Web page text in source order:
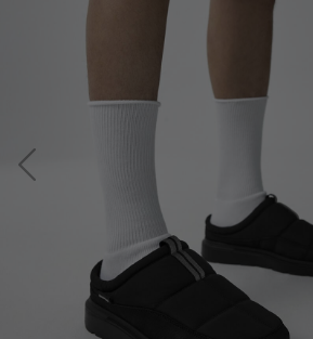
スプリングコレクション
FW26コレクション
サマー 26 コレクション
サマー 26 コレクションLOOK
スノーグース
メイドインジャパンTシャツ
FW26コレクション
サマー 26 コレクション
サマー 26 コレクションLOOK
スノーグース
メイドインジャパンTシャツ
ユース（6＋歳)
コレクション
CANADA GOOSE
ウェアの下取り・再販を通
品の価値を受け継いでいきま
アーカイブの希少なピース